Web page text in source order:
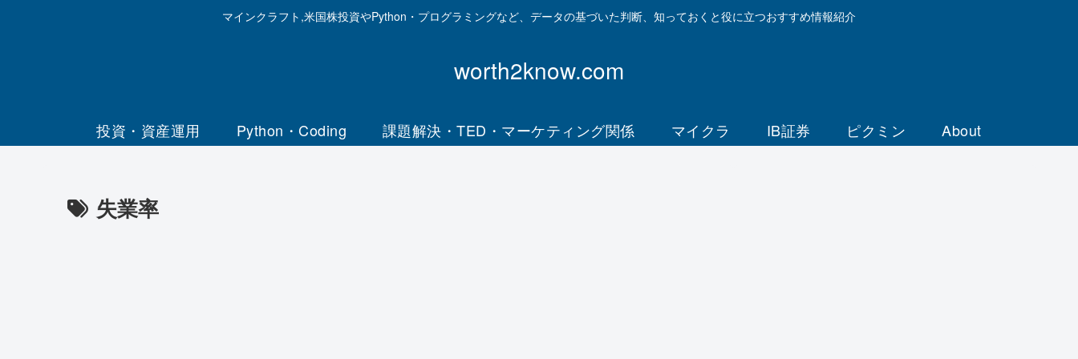
マインクラフト,米国株投資やPython・プログラミングなど、データの基づいた判断、知っておくと役に立つおすすめ情報紹介
worth2know.com
投資・資産運用 Python・Coding 課題解決・TED・マーケティング関係 マイクラ IB証券 ピクミン About
失業率